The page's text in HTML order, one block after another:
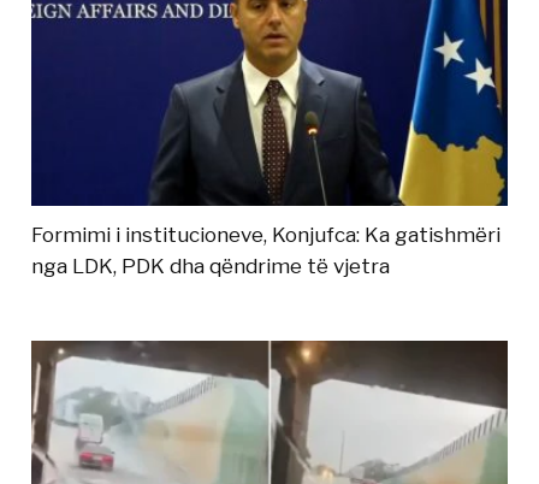
Formimi i institucioneve, Konjufca: Ka gatishmëri
nga LDK, PDK dha qëndrime të vjetra